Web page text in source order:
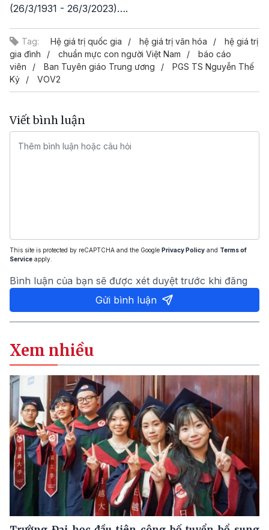
(26/3/1931 - 26/3/2023)….
Tag: Hệ giá trị quốc gia hệ giá trị văn hóa
hệ giá trị
gia đình
chuẩn mực con người Việt Nam
báo cáo
viên
Ban Tuyên giáo Trung ương
PGS TS Nguyễn Thế
Kỷ
VOV2
Viết bình luận
This site is protected by reCAPTCHA and the Google Privacy Policy and Terms of
Service apply.
Bình luận của bạn sẽ được xét duyệt trước khi đăng
Gửi bình luận
Xem nhiều